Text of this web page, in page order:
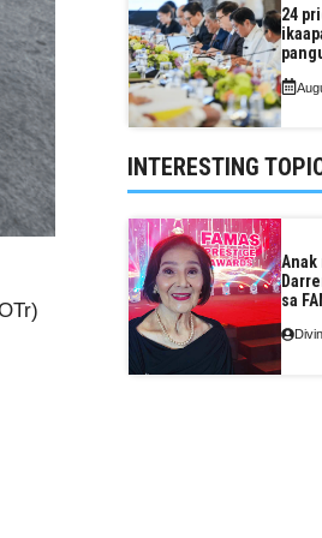
24
INTERESTING
Anak
sa